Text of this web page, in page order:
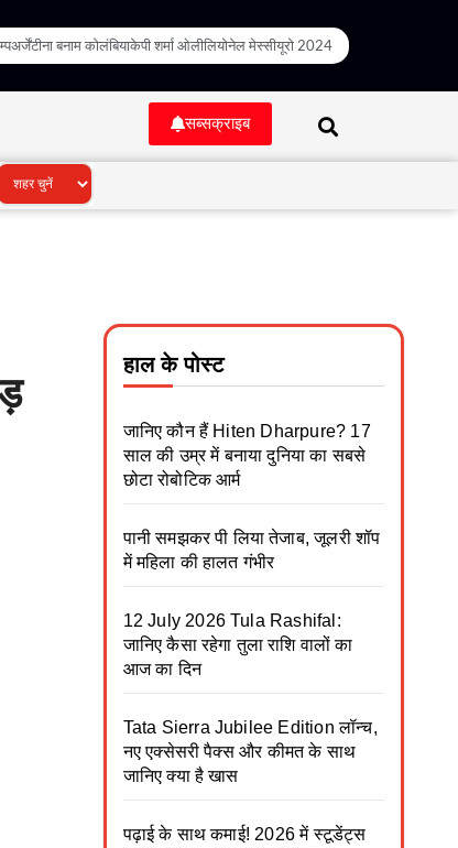
अर्जेंटीना बनाम कोलंबियाकेपी शर्मा ओलीलियोनेल मेस्सीयूरो 2024
सब्सक्राइब
हाल के पोस्ट
जानिए कौन हैं Hiten Dharpure? 17
साल की उम्र में बनाया दुनिया का सबसे
छोटा रोबोटिक आर्म
पानी समझकर पी लिया तेजाब, जूलरी शॉप
में महिला की हालत गंभीर
12 July 2026 Tula Rashifal:
जानिए कैसा रहेगा तुला राशि वालों का
आज का दिन
Tata Sierra Jubilee Edition लॉन्च,
नए एक्सेसरी पैक्स और कीमत के साथ
जानिए क्या है खास
पढ़ाई के साथ कमाई! 2026 में स्टूडेंट्स